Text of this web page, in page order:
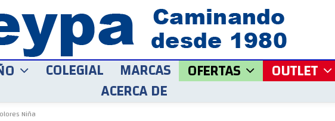
COLEGIAL MARCAS OFERTAS OUTLET
ACERCA DE
Niña